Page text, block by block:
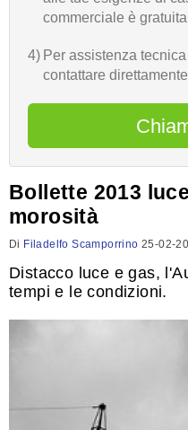
commerciale è
4) Per assistenza
contattare
Bollette 2013
morosità
Di Filadelfo Scamporrino 25-02-
Distacco luce e gas,
tempi e le condizioni.